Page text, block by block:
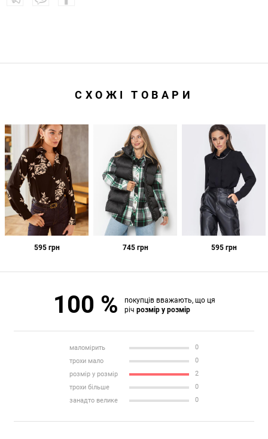
СХОЖІ ТОВАРИ
595 грн 745 грн 595 грн
100 %
покупців вважають, що ця
річ розмір у розмір
маломірить
0
трохи мало
0
розмір у розмір
2
трохи більше
0
занадто велике
0